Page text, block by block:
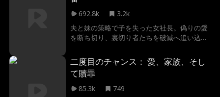
692.8k
3.2k
夫と妹の策略で子を失った女社長。偽りの愛
を断ち切り、裏切り者たちを破滅へ追い込む
二度目のチャンス： 愛、家族、そし
て贖罪
85.3k
749